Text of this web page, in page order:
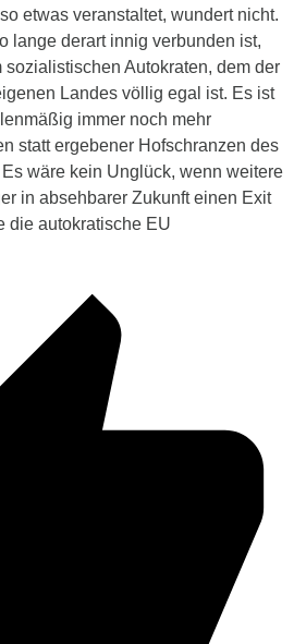
etwas veranstaltet, wundert nicht.
lange derart innig verbunden ist,
Autokraten, dem der
Landes völlig egal ist. Es ist
immer noch mehr
statt ergebener Hofschranzen des
wäre kein Unglück, wenn weitere
in absehbarer Zukunft einen Exit
die autokratische EU